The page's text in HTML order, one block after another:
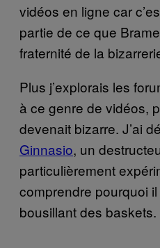
vidéos en ligne car
partie de ce que
fraternité de la
Plus j’explorais les
à ce genre de vidéos,
devenait bizarre. J’ai
Ginnasio, un
particulièrement
comprendre pourquoi
bousillant des baskets.